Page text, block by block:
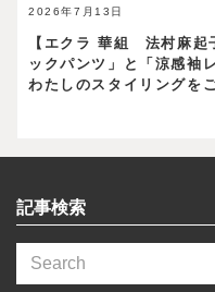
2026年7月13日
【エクラ 華組 法村麻
ックパンツ」と「涼感袖
わたしのスタイリングを
記事検索